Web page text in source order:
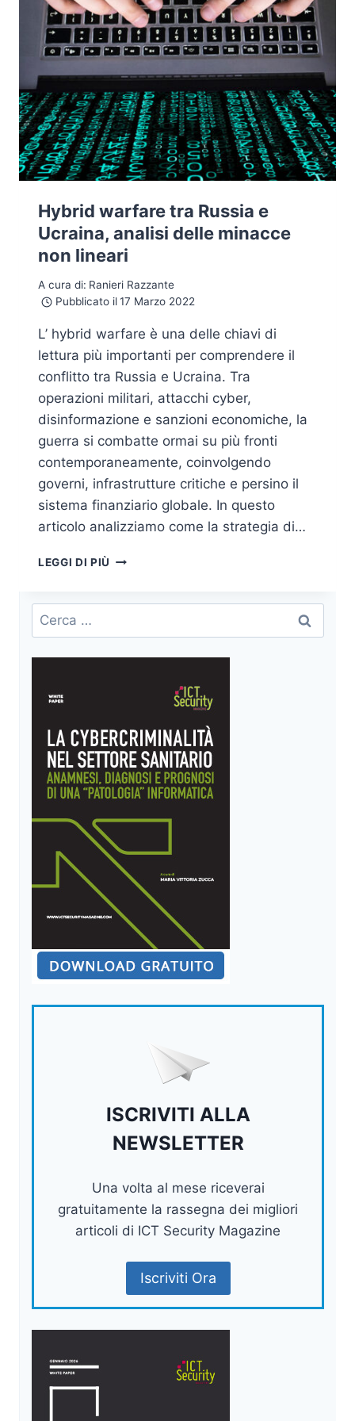
Hybrid warfare tra Russia e
Ucraina, analisi delle minacce
non lineari
A cura di: Ranieri Razzante
Pubblicato il 17 Marzo 2022
L’ hybrid warfare è una delle chiavi di
lettura più importanti per comprendere il
conflitto tra Russia e Ucraina. Tra
operazioni militari, attacchi cyber,
disinformazione e sanzioni economiche, la
guerra si combatte ormai su più fronti
contemporaneamente, coinvolgendo
governi, infrastrutture critiche e persino il
sistema finanziario globale. In questo
articolo analizziamo come la strategia di…
LEGGI DI PIÙ HYBRID
RUSSIA
UCRAINA,
ANALISI
Ricerca
per:
ISCRIVITI ALLA
NEWSLETTER
Una volta al mese riceverai
gratuitamente la rassegna dei migliori
articoli di ICT Security Magazine
Iscriviti Ora